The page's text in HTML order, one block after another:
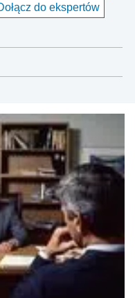
do ekspertów